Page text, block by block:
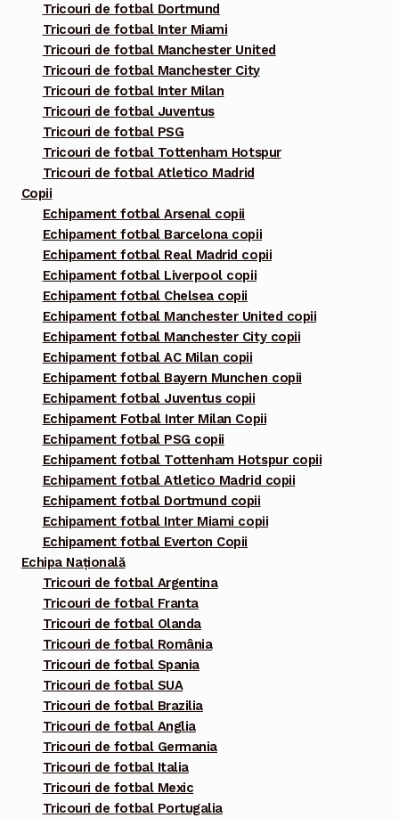
Tricouri de fotbal Dortmund
Tricouri de fotbal Inter Miami
Tricouri de fotbal Manchester United
Tricouri de fotbal Manchester City
Tricouri de fotbal Inter Milan
Tricouri de fotbal Juventus
Tricouri de fotbal PSG
Tricouri de fotbal Tottenham Hotspur
Tricouri de fotbal Atletico Madrid
Copii
Echipament fotbal Arsenal copii
Echipament fotbal Barcelona copii
Echipament fotbal Real Madrid copii
Echipament fotbal Liverpool copii
Echipament fotbal Chelsea copii
Echipament fotbal Manchester United copii
Echipament fotbal Manchester City copii
Echipament fotbal AC Milan copii
Echipament fotbal Bayern Munchen copii
Echipament fotbal Juventus copii
Echipament Fotbal Inter Milan Copii
Echipament fotbal PSG copii
Echipament fotbal Tottenham Hotspur copii
Echipament fotbal Atletico Madrid copii
Echipament fotbal Dortmund copii
Echipament fotbal Inter Miami copii
Echipament fotbal Everton Copii
Echipa Națională
Tricouri de fotbal Argentina
Tricouri de fotbal Franta
Tricouri de fotbal Olanda
Tricouri de fotbal România
Tricouri de fotbal Spania
Tricouri de fotbal SUA
Tricouri de fotbal Brazilia
Tricouri de fotbal Anglia
Tricouri de fotbal Germania
Tricouri de fotbal Italia
Tricouri de fotbal Mexic
Tricouri de fotbal Portugalia